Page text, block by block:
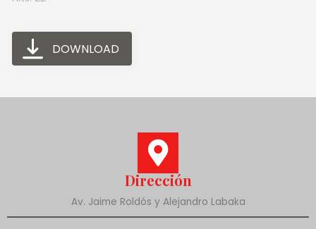
DOWNLOAD
Dirección
Av. Jaime Roldós y Alejandro Labaka